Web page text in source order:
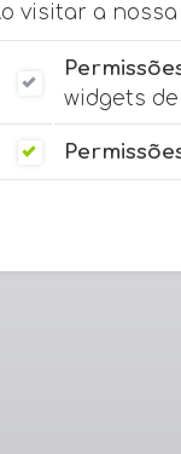
visitar a
widgets